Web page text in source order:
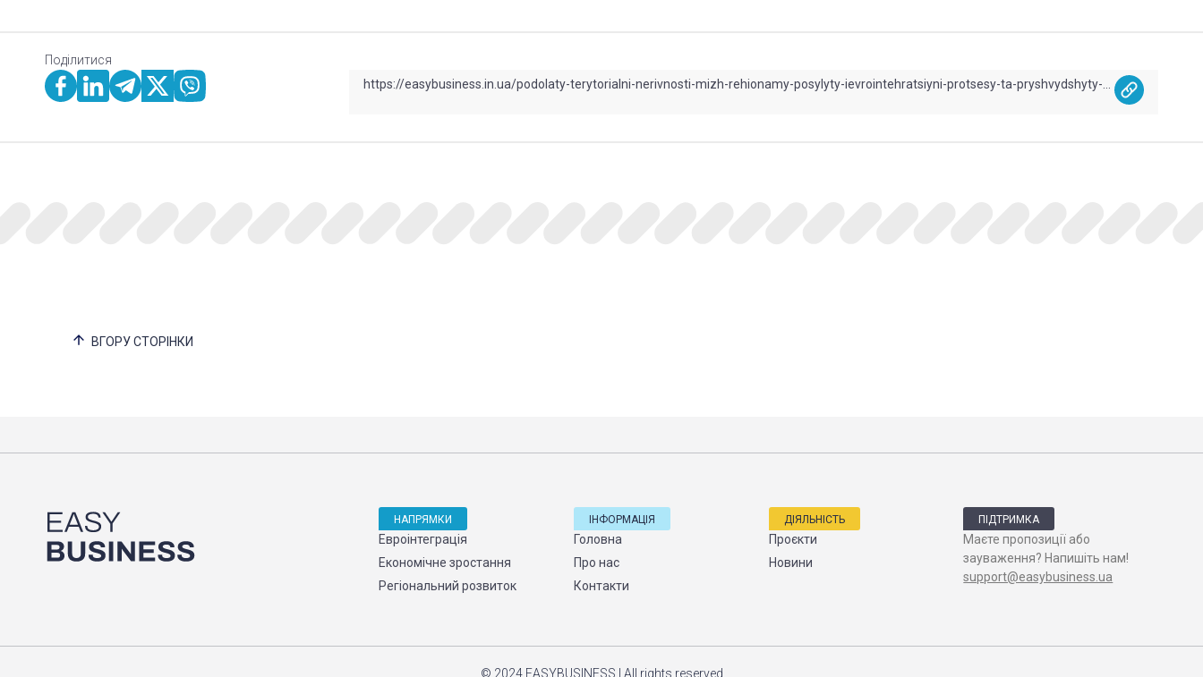
Поділитися
ВГОРУ СТОРІНКИ
НАПРЯМКИ
Евроінтеграція
Економічне зростання
Регіональний розвиток
ІНФОРМАЦІЯ
Головна
Про нас
Контакти
ДІЯЛЬНІСТЬ
Проєкти
Новини
ПІДТРИМКА
Маєте пропозиції або
зауваження? Напишіть нам!
support@easybusiness.ua
© 2024 EASYBUSINESS | All rights reserved